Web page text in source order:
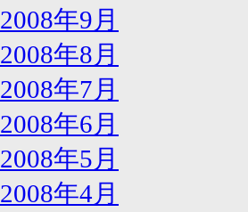
2008年9月
2008年8月
2008年7月
2008年6月
2008年5月
2008年4月